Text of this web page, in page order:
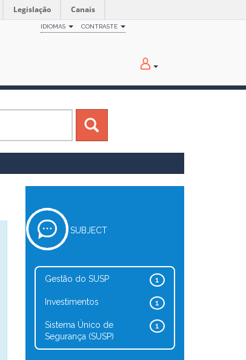
Legislação Canais
IDIOMAS CONTRASTE
SUBJECT
1
Gestão do SUSP
1
Investimentos
1
Sistema Único de
Segurança (SUSP)